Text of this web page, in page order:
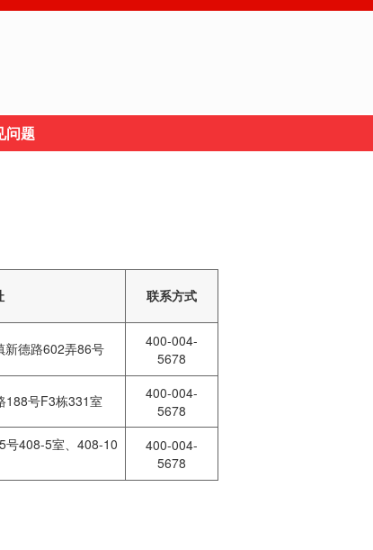
问题
联系方式
新德路602弄86号
400-004-
5678
188号F3栋331室
400-004-
5678
号408-5室、408-10
400-004-
5678